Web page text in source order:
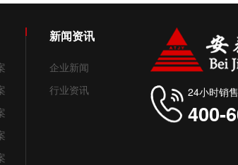
新闻资讯
企业新闻
行业资讯
24小时销
400-